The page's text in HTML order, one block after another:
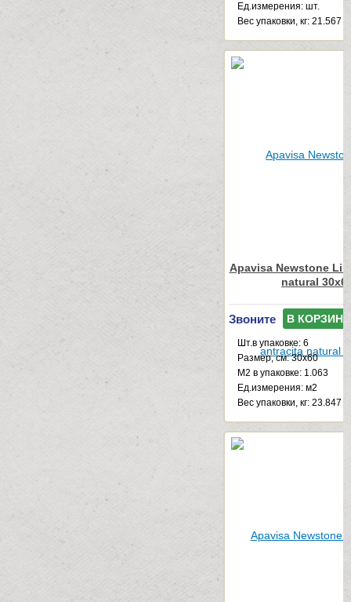
Ед.измерения: шт.
Веc упаковки, кг: 21.567
Apavisa Newstone
natural
Звоните В КОРЗИНУ
Шт.в упаковке: 6
Размер, см: 30x60
М2 в упаковке: 1.063
Ед.измерения: м2
Веc упаковки, кг: 23.847